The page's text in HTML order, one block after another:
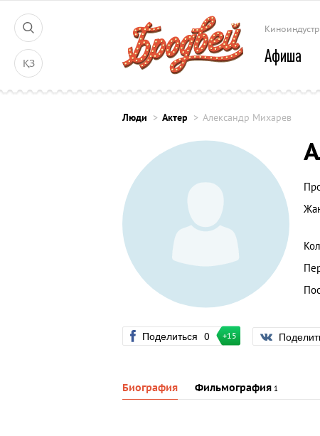
ҚЗ Афиша
Люди Актер Александр Михарев
Поделиться 0 +15
Биография Фильмография 1